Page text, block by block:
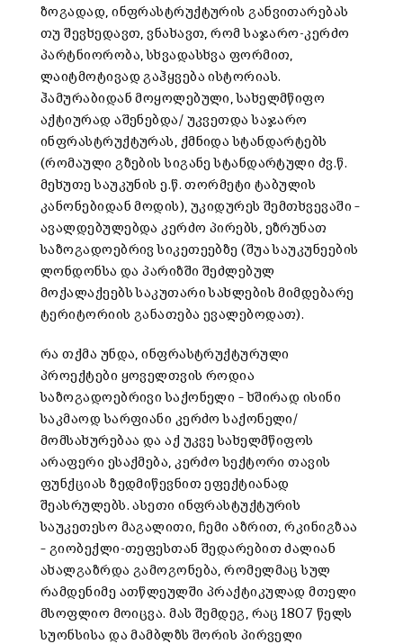
ზოგადად, ინფრასტრუქტურის განვითარებას
თუ შევხედავთ, ვნახავთ, რომ საჯარო-კერძო
პარტნიორობა, სხვადასხვა ფორმით,
ლაიტმოტივად გაჰყვება ისტორიას.
ჰამურაბიდან მოყოლებული, სახელმწიფო
აქტიურად აშენებდა/ უკვეთდა საჯარო
ინფრასტრუქტურას, ქმნიდა სტანდარტებს
(რომაული გზების სიგანე სტანდარტული ძვ.წ.
მეხუთე საუკუნის ე.წ. თორმეტი ტაბულის
კანონებიდან მოდის), უკიდურეს შემთხვევაში –
ავალდებულებდა კერძო პირებს, ეზრუნათ
საზოგადოებრივ სიკეთეებზე (შუა საუკუნეების
ლონდონსა და პარიზში შეძლებულ
მოქალაქეებს საკუთარი სახლების მიმდებარე
ტერიტორიის განათება ევალებოდათ).
რა თქმა უნდა, ინფრასტრუქტურული
პროექტები ყოველთვის როდია
საზოგადოებრივი საქონელი – ხშირად ისინი
საკმაოდ სარფიანი კერძო საქონელი/
მომსახურებაა და აქ უკვე სახელმწიფოს
არაფერი ესაქმება, კერძო სექტორი თავის
ფუნქციას ზედმიწევნით ეფექტიანად
შეასრულებს. ასეთი ინფრასტუქტურის
საუკეთესო მაგალითი, ჩემი აზრით, რკინიგზაა
– გიობექლი-თეფესთან შედარებით ძალიან
ახალგაზრდა გამოგონება, რომელმაც სულ
რამდენიმე ათწლეულში პრაქტიკულად მთელი
მსოფლიო მოიცვა. მას შემდეგ, რაც 1807 წელს
სუონსისა და მამბლზს შორის პირველი